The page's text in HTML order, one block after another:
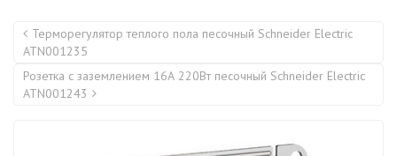
Терморегулятор теплого пола песочный Schneider Electric
ATN001235
Розетка с заземлением 16А 220Вт песочный Schneider Electric
ATN001243